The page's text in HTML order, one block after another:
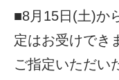
■8月15日(土)か
定はお受けでき
ご指定いただい